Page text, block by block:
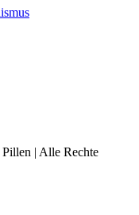
| Alle Rechte